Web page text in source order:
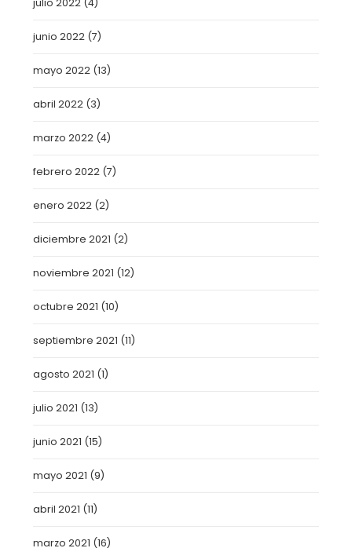
julio 2022 (4)
junio 2022 (7)
mayo 2022 (13)
abril 2022 (3)
marzo 2022 (4)
febrero 2022 (7)
enero 2022 (2)
diciembre 2021 (2)
noviembre 2021 (12)
octubre 2021 (10)
septiembre 2021 (11)
agosto 2021 (1)
julio 2021 (13)
junio 2021 (15)
mayo 2021 (9)
abril 2021 (11)
marzo 2021 (16)